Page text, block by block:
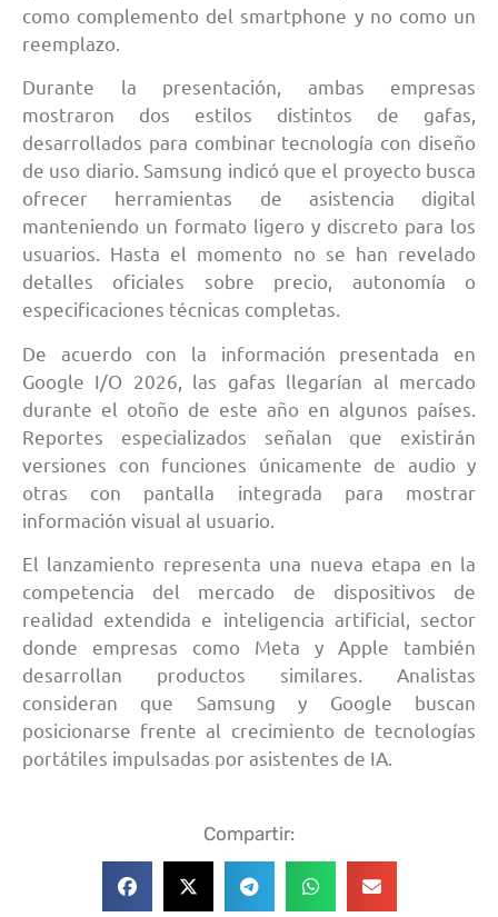
como complemento del smartphone y no como un
reemplazo.
Durante la presentación, ambas empresas
mostraron dos estilos distintos de gafas,
desarrollados para combinar tecnología con diseño
de uso diario. Samsung indicó que el proyecto busca
ofrecer herramientas de asistencia digital
manteniendo un formato ligero y discreto para los
usuarios. Hasta el momento no se han revelado
detalles oficiales sobre precio, autonomía o
especificaciones técnicas completas.
De acuerdo con la información presentada en
Google I/O 2026, las gafas llegarían al mercado
durante el otoño de este año en algunos países.
Reportes especializados señalan que existirán
versiones con funciones únicamente de audio y
otras con pantalla integrada para mostrar
información visual al usuario.
El lanzamiento representa una nueva etapa en la
competencia del mercado de dispositivos de
realidad extendida e inteligencia artificial, sector
donde empresas como Meta y Apple también
desarrollan productos similares. Analistas
consideran que Samsung y Google buscan
posicionarse frente al crecimiento de tecnologías
portátiles impulsadas por asistentes de IA.
Compartir: